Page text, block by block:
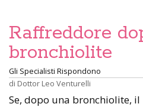
Raffreddore
bronchiolite
Gli Specialisti Rispondono
di Dottor Leo Venturelli
Se, dopo una bronchiolite, il